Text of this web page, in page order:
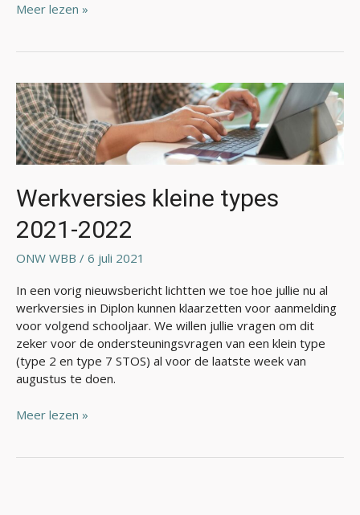
Meer lezen »
Werkversies kleine types
2021-2022
ONW WBB / 6 juli 2021
In een vorig nieuwsbericht lichtten we toe hoe jullie nu al
werkversies in Diplon kunnen klaarzetten voor aanmelding
voor volgend schooljaar. We willen jullie vragen om dit
zeker voor de ondersteuningsvragen van een klein type
(type 2 en type 7 STOS) al voor de laatste week van
augustus te doen.
Werkversies
kleine
types
2021-
2022
Meer lezen »